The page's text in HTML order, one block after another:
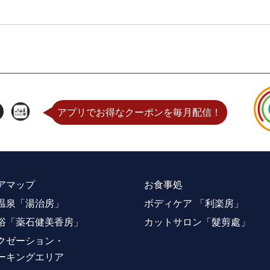
アプリでお得なクーポンを毎月配信！
マップ
泉「湯治房」
「薬石健美香房」
ゼーション・
キングエリア
お食事処
ボディケア 「利楽房」
カットサロン「髮剪處」